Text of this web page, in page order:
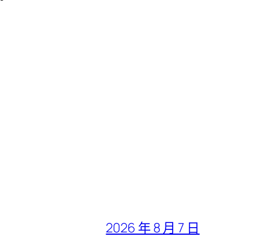
2026 年 8 月 7 日